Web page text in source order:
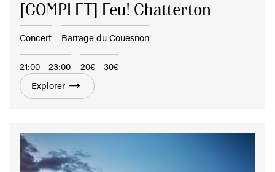
[COMPLET] Feu! Chatterton
Concert Barrage du Couesnon
21:00 - 23:00
20€ - 30€
Explorer